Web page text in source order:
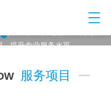
备租赁起步，到目前发展为业
服务项目